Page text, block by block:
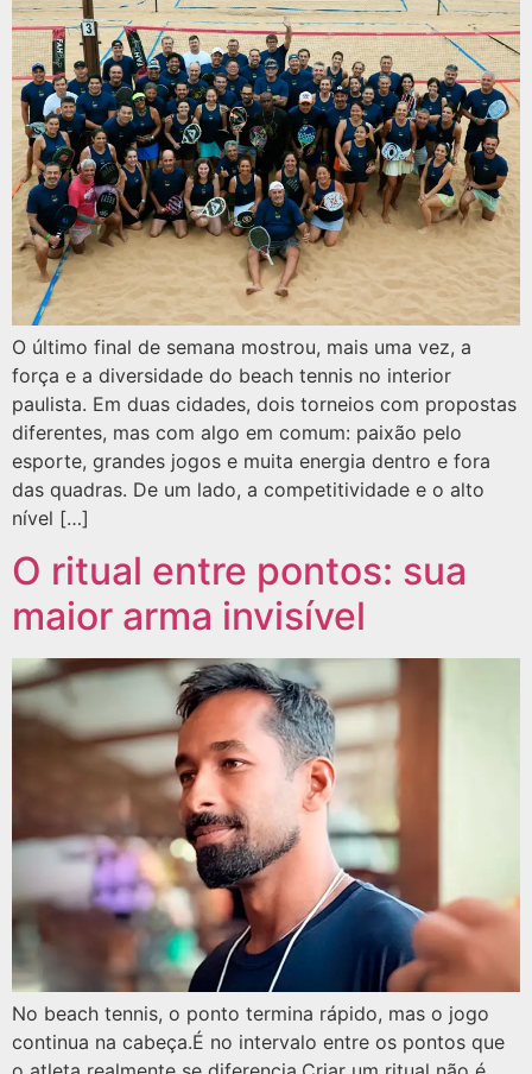
O último final de semana mostrou, mais uma vez, a
força e a diversidade do beach tennis no interior
paulista. Em duas cidades, dois torneios com propostas
diferentes, mas com algo em comum: paixão pelo
esporte, grandes jogos e muita energia dentro e fora
das quadras. De um lado, a competitividade e o alto
nível […]
O ritual entre pontos: sua
maior arma invisível
No beach tennis, o ponto termina rápido, mas o jogo
continua na cabeça.É no intervalo entre os pontos que